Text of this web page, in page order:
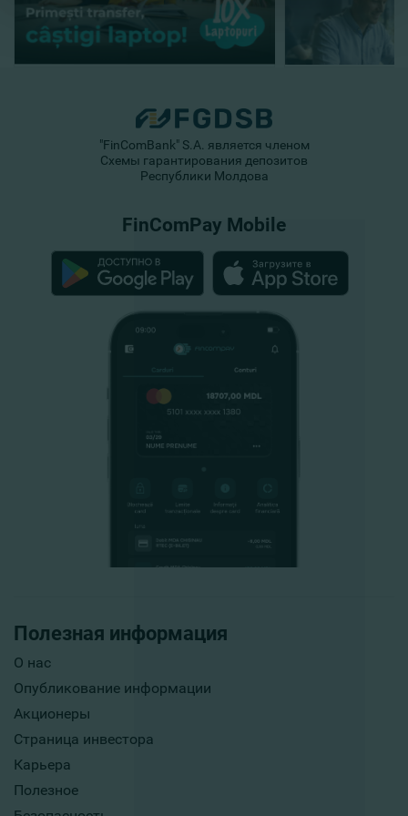
Полезная информация
О нас
Опубликование информации
Акционеры
Страница инвестора
Карьера
Полезное
"FinComBank" S.A. является членом
Схемы гарантирования депозитов
Республики Молдова
FinComPay Mobile